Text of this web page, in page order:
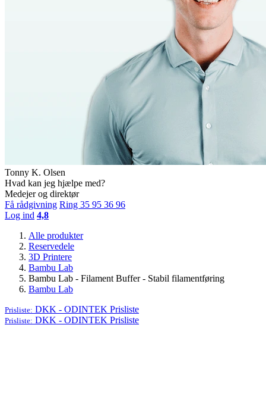
Tonny K. Olsen
Hvad kan jeg hjælpe med?
Medejer og direktør
Få rådgivning Ring 35 95 36 96
Log ind 4,8
Alle produkter
Reservedele
3D Printere
Bambu Lab
Bambu Lab - Filament Buffer - Stabil filamentføring
Bambu Lab
Prisliste: DKK - ODINTEK Prisliste
Prisliste: DKK - ODINTEK Prisliste